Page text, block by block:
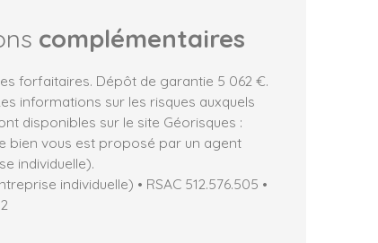
complémentaires
forfaitaires. Dépôt de garantie 5 062 €.
informations sur les risques auxquels
disponibles sur le site Géorisques :
bien vous est proposé par un agent
individuelle).
individuelle) • RSAC 512.576.505 •